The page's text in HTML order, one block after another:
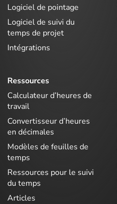
Logiciel de pointage
Logiciel de suivi du
temps de projet
Intégrations
Ressources
Calculateur d’heures de
travail
Convertisseur d’heures
en décimales
Modèles de feuilles de
temps
Ressources pour le suivi
du temps
Articles